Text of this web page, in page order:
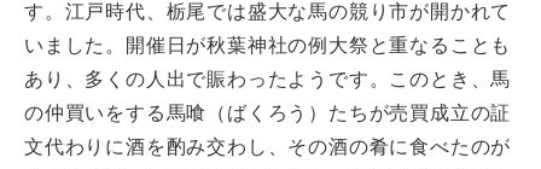
す。江戸時代、栃尾では盛大な馬の競り市が開かれて
いました。開催日が秋葉神社の例大祭と重なることも
あり、多くの人出で賑わったようです。このとき、馬
の仲買いをする馬喰（ばくろう）たちが売買成立の証
文代わりに酒を酌み交わし、その酒の肴に食べたのが